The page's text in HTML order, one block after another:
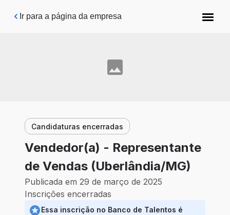
Pular para o conteúdo principal
Ir para a página da empresa
Candidaturas encerradas
Vendedor(a) - Representante
de Vendas (Uberlândia/MG)
Publicada em 29 de março de 2025
Inscrições encerradas
Essa inscrição no Banco de Talentos é